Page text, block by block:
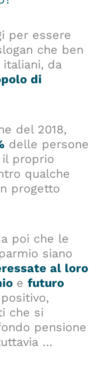
per essere
che ben
italiani, da
di
del 2018,
delle persone
proprio
qualche
progetto
poi che le
siano
al loro
efuturo
che si
pensione
…